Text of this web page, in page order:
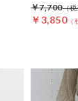
￥3,850
￥7,700